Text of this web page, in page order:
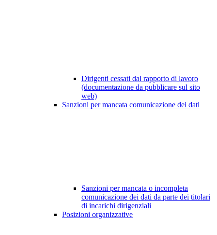
Dirigenti cessati dal rapporto di lavoro
(documentazione da pubblicare sul sito
web)
Sanzioni per mancata comunicazione dei dati
Sanzioni per mancata o incompleta
comunicazione dei dati da parte dei titolari
di incarichi dirigenziali
Posizioni organizzative